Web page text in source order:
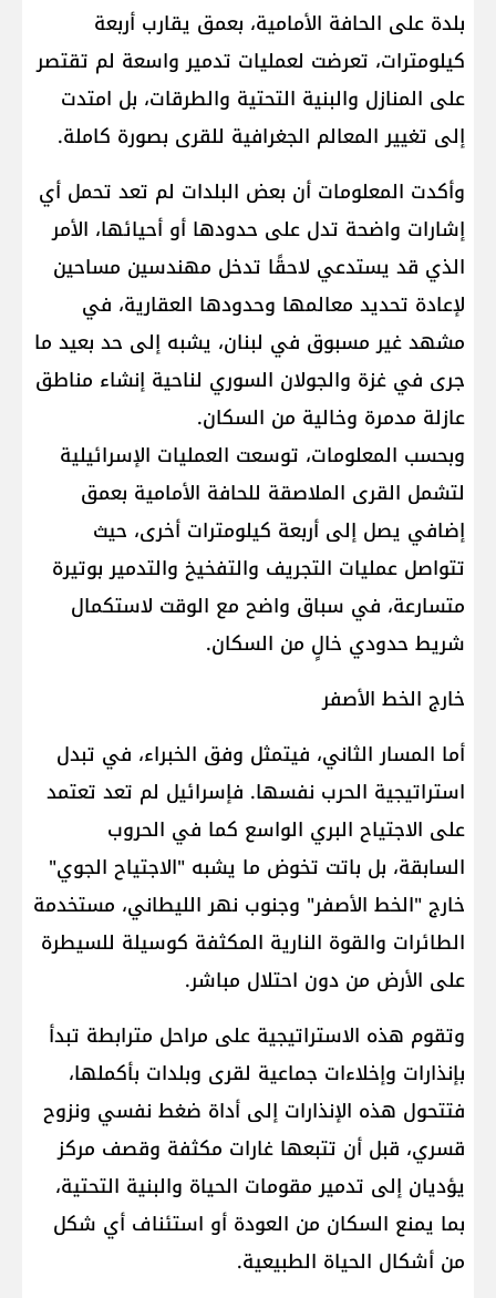
بلدة على الحافة الأمامية، بعمق يقارب أربعة
كيلومترات، تعرضت لعمليات تدمير واسعة لم تقتصر
على المنازل والبنية التحتية والطرقات، بل امتدت
إلى تغيير المعالم الجغرافية للقرى بصورة كاملة.
وأكدت المعلومات أن بعض البلدات لم تعد تحمل أي
إشارات واضحة تدل على حدودها أو أحيائها، الأمر
الذي قد يستدعي لاحقًا تدخل مهندسين مساحين
لإعادة تحديد معالمها وحدودها العقارية، في
مشهد غير مسبوق في لبنان، يشبه إلى حد بعيد ما
جرى في ​غزة​ و​الجولان السوري​ لناحية إنشاء مناطق
عازلة مدمرة وخالية من السكان.
وبحسب المعلومات، توسعت العمليات الإسرائيلية
لتشمل القرى الملاصقة للحافة الأمامية بعمق
إضافي يصل إلى أربعة كيلومترات أخرى، حيث
تتواصل عمليات التجريف والتفخيخ والتدمير بوتيرة
متسارعة، في سباق واضح مع الوقت لاستكمال
شريط حدودي خالٍ من السكان.
خارج الخط الأصفر
أما المسار الثاني، فيتمثل وفق الخبراء، في تبدل
استراتيجية ​الحرب​ نفسها. فإسرائيل لم تعد تعتمد
على الاجتياح البري الواسع كما في الحروب
السابقة، بل باتت تخوض ما يشبه "الاجتياح الجوي"
خارج "الخط الأصفر" وجنوب نهر الليطاني، مستخدمة
الطائرات والقوة النارية المكثفة كوسيلة للسيطرة
على الأرض من دون احتلال مباشر.
وتقوم هذه الاستراتيجية على مراحل مترابطة تبدأ
بإنذارات وإخلاءات جماعية لقرى وبلدات بأكملها،
فتتحول هذه الإنذارات إلى أداة ضغط نفسي ونزوح
قسري، قبل أن تتبعها غارات مكثفة وقصف مركز
يؤديان إلى تدمير مقومات الحياة والبنية التحتية،
بما يمنع السكان من العودة أو استئناف أي شكل
من أشكال الحياة الطبيعية.